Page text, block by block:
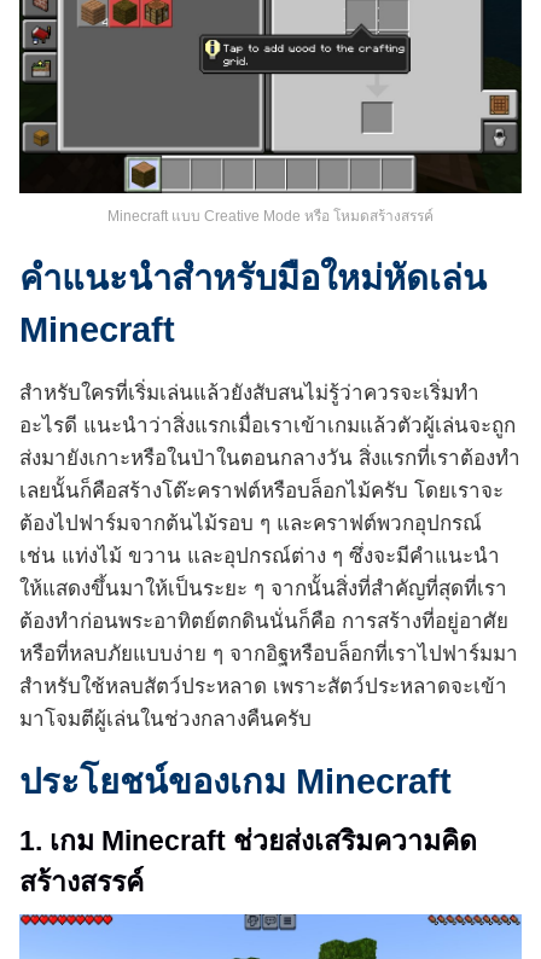
Minecraft แบบ Creative Mode หรือ โหมดสร้างสรรค์
คำแนะนำสำหรับมือใหม่หัดเล่น
Minecraft
สำหรับใครที่เริ่มเล่นแล้วยังสับสนไม่รู้ว่าควรจะเริ่มทำ
อะไรดี แนะนำว่าสิ่งแรกเมื่อเราเข้าเกมแล้วตัวผู้เล่นจะถูก
ส่งมายังเกาะหรือในป่าในตอนกลางวัน สิ่งแรกที่เราต้องทำ
เลยนั้นก็คือสร้างโต๊ะคราฟต์หรือบล็อกไม้ครับ โดยเราจะ
ต้องไปฟาร์มจากต้นไม้รอบ ๆ และคราฟต์พวกอุปกรณ์
เช่น แท่งไม้ ขวาน และอุปกรณ์ต่าง ๆ ซึ่งจะมีคำแนะนำ
ให้แสดงขึ้นมาให้เป็นระยะ ๆ จากนั้นสิ่งที่สำคัญที่สุดที่เรา
ต้องทำก่อนพระอาทิตย์ตกดินนั่นก็คือ การสร้างที่อยู่อาศัย
หรือที่หลบภัยแบบง่าย ๆ จากอิฐหรือบล็อกที่เราไปฟาร์มมา
สำหรับใช้หลบสัตว์ประหลาด เพราะสัตว์ประหลาดจะเข้า
มาโจมตีผู้เล่นในช่วงกลางคืนครับ
ประโยชน์ของเกม Minecraft
1. เกม Minecraft ช่วยส่งเสริมความคิด
สร้างสรรค์